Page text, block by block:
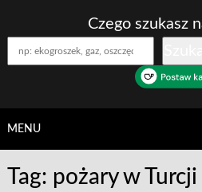
Czego szukasz
MENU
Tag: pożary w